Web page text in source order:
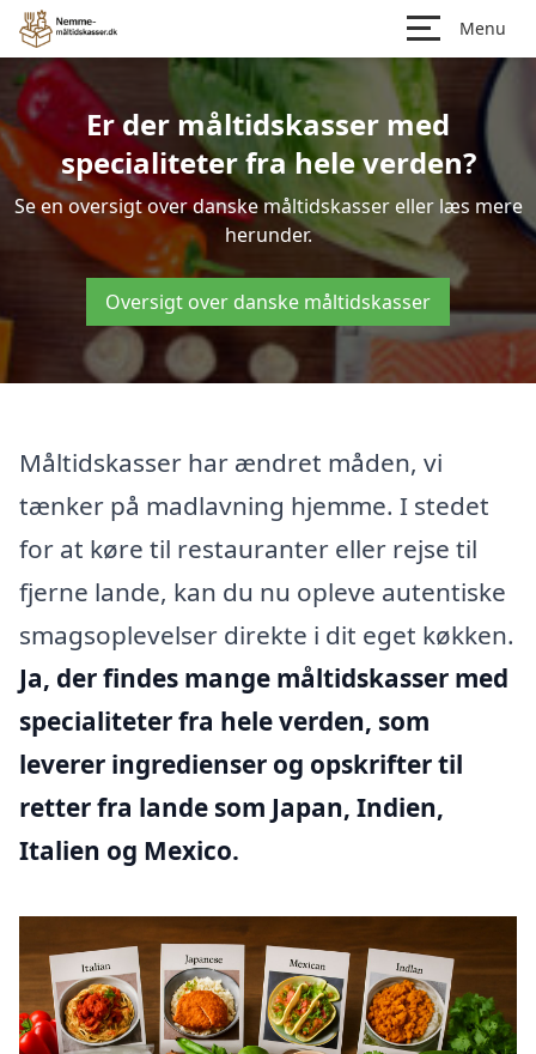
Menu
Er der måltidskasser med
specialiteter fra hele verden?
Se en oversigt over danske måltidskasser eller læs mere
herunder.
Oversigt over danske måltidskasser
Måltidskasser har ændret måden, vi
tænker på madlavning hjemme. I stedet
for at køre til restauranter eller rejse til
fjerne lande, kan du nu opleve autentiske
smagsoplevelser direkte i dit eget køkken.
Ja, der findes mange måltidskasser med
specialiteter fra hele verden, som
leverer ingredienser og opskrifter til
retter fra lande som Japan, Indien,
Italien og Mexico.